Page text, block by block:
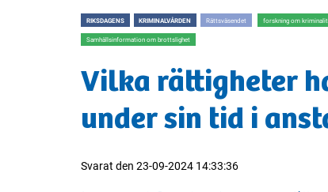
RIKSDAGENS KRIMINALVÅRDEN Rättsväsendet forskning om
Samhällsinformation om brottslighet
Vilka rättigheter
under sin tid i
Svarat den 23-09-2024 14:33:36